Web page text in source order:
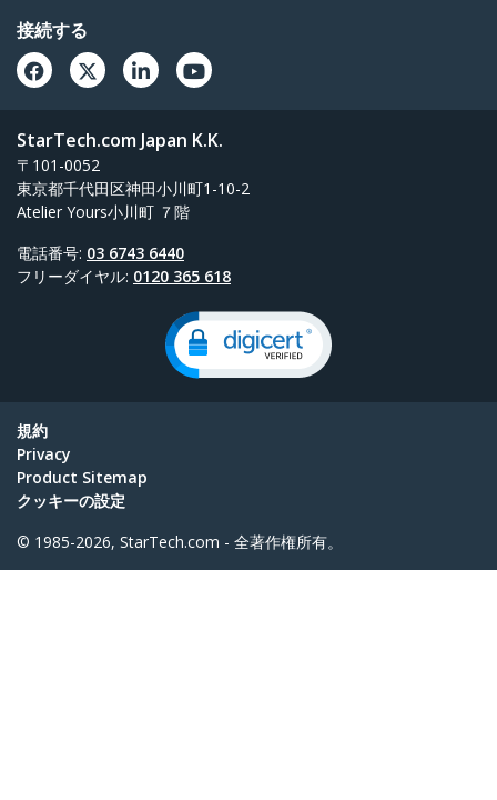
接続する
StarTech.com Japan K.K.
〒101-0052
東京都千代田区神田小川町1-10-2
Atelier Yours小川町 ７階
電話番号: 03 6743 6440
フリーダイヤル: 0120 365 618
規約
Privacy
Product Sitemap
クッキーの設定
© 1985-2026, StarTech.com - 全著作権所有。